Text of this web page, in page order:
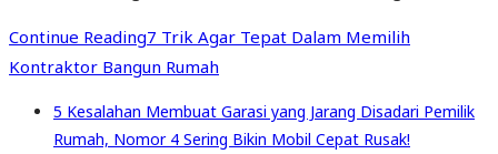
Continue Reading7 Trik Agar Tepat Dalam Memilih
Kontraktor Bangun Rumah
5 Kesalahan Membuat Garasi yang Jarang Disadari Pemilik
Rumah, Nomor 4 Sering Bikin Mobil Cepat Rusak!